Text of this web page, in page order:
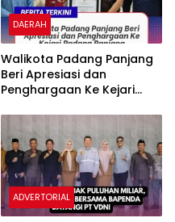
DAERAH
Walikota Padang Panjang
Beri Apresiasi dan
Penghargaan Ke Kejari
ADVERTORIAL